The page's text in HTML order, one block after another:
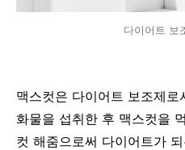
다이어트 보
맥스컷은 다이어트 보조제
화물을 섭취한 후 맥스컷을
컷 해줌으로써 다이어트가